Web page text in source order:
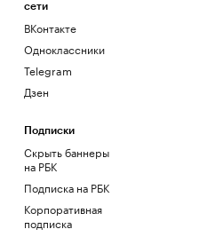
сети
ВКонтакте
Одноклассники
Telegram
Дзен
Подписки
Скрыть баннеры
на РБК
Подписка на РБК
Корпоративная
подписка